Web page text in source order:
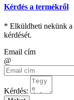
Kérdés a termékről
* Elküldheti nekünk
kérdését.
Email cím
@
Kérdés: